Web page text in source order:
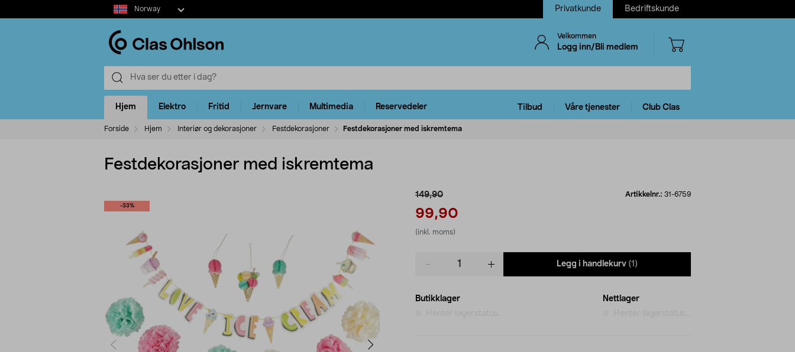
Select
market
Norway Privatkunde Bedriftskunde
Velkommen
Logg inn/Bli medlem
Hjem Elektro Fritid Jernvare Multimedia Reservedeler Tilbud Våre tjenester Club Clas
Forside Hjem Interiør og dekorasjoner Festdekorasjoner Festdekorasjoner med iskremtema
Festdekorasjoner med iskremtema
-33%
149,90
99,90
(inkl. moms)
Artikkelnr.: 31-6759
Legg i handlekurv (1)
Butikklager
Nettlager